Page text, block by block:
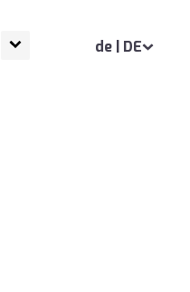
Open Next NavigationLevel
de | DE